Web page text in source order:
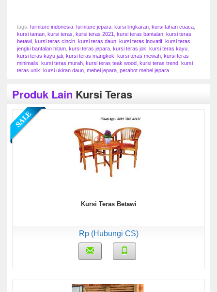
tags: furniture indonesia furniture jepara kursi lingkaran kursi tahan cuaca
kursi taman kursi teras kursi teras 2021 kursi teras bantalan kursi teras
betawi kursi teras cincin kursi teras daun kursi teras inovatif kursi teras
jengki bantalan hitam kursi teras jepara kursi teras jok kursi teras kayu
kursi teras kayu jati kursi teras mangkok kursi teras mewah kursi teras
minimalis kursi teras murah kursi teras teak wood kursi teras trend kursi
teras unik kursi ukiran daun mebel jepara perabot mebel jepara
Produk Lain Kursi Teras
Kursi Teras Betawi
Rp (Hubungi CS)